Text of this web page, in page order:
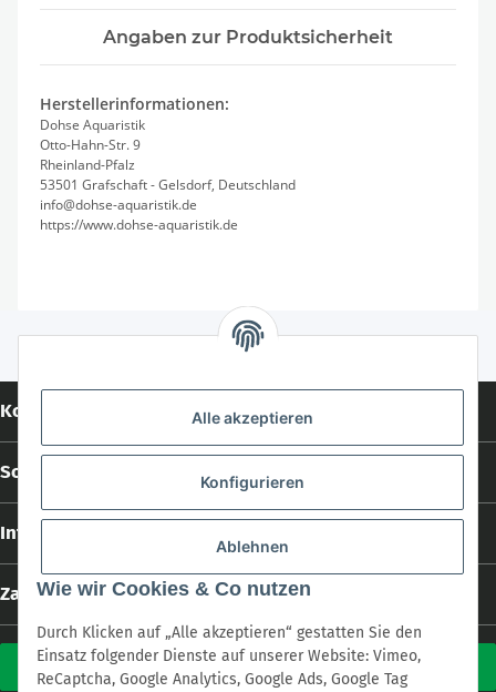
Alle akzeptieren
Konfigurieren
Ablehnen
Wie wir Cookies & Co nutzen
Durch Klicken auf „Alle akzeptieren“ gestatten Sie den
Einsatz folgender Dienste auf unserer Website: Vimeo,
ReCaptcha, Google Analytics, Google Ads, Google Tag
Angaben zur Produktsicherheit
Herstellerinformationen:
Dohse Aquaristik
Otto-Hahn-Str. 9
Rheinland-Pfalz
53501 Grafschaft - Gelsdorf, Deutschland
info@dohse-aquaristik.de
https://www.dohse-aquaristik.de
Kontakt
Social Media
Informationen
Zahlungs- und Versandarten
Vertrag widerrufen